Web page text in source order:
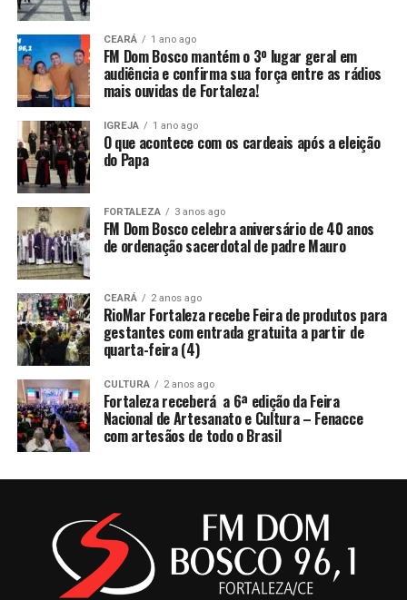
CEARÁ 1 ano ago
FM Dom Bosco mantém o 3º lugar geral em
audiência e confirma sua força entre as rádios
mais ouvidas de Fortaleza!
IGREJA 1 ano ago
O que acontece com os cardeais após a eleição
do Papa
FORTALEZA 3 anos ago
FM Dom Bosco celebra aniversário de 40 anos
de ordenação sacerdotal de padre Mauro
CEARÁ 2 anos ago
RioMar Fortaleza recebe Feira de produtos para
gestantes com entrada gratuita a partir de
quarta-feira (4)
CULTURA 2 anos ago
Fortaleza receberá a 6ª edição da Feira
Nacional de Artesanato e Cultura – Fenacce
com artesãos de todo o Brasil